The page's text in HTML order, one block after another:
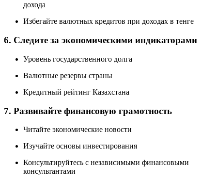
дохода
Избегайте валютных кредитов при доходах в тенге
6. Следите за экономическими индикаторами
Уровень государственного долга
Валютные резервы страны
Кредитный рейтинг Казахстана
7. Развивайте финансовую грамотность
Читайте экономические новости
Изучайте основы инвестирования
Консультируйтесь с независимыми финансовыми
консультантами